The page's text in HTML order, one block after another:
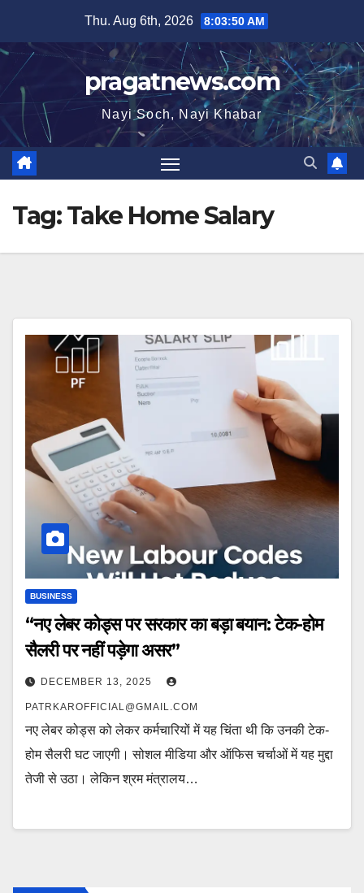
content
Thu. Aug 6th, 2026 8:03:50 AM
pragatnews.com
Nayi Soch, Nayi Khabar
Tag:Take Home Salary
BUSINESS
“नए लेबर कोड्स पर सरकार का बड़ा बयान: टेक-होम
सैलरी पर नहीं पड़ेगा असर”
DECEMBER 13, 2025
PATRKAROFFICIAL@GMAIL.COM
नए लेबर कोड्स को लेकर कर्मचारियों में यह चिंता थी कि उनकी टेक-
होम सैलरी घट जाएगी। सोशल मीडिया और ऑफिस चर्चाओं में यह मुद्दा
तेजी से उठा। लेकिन श्रम मंत्रालय…